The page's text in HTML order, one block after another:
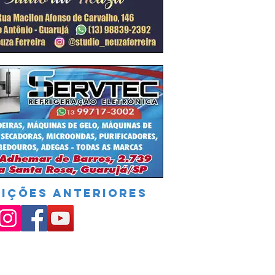
ANTERIORES